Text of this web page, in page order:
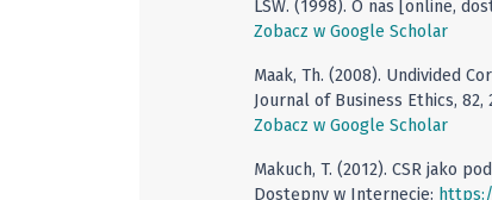
LSW. (1998). O nas [online,
Zobacz w Google Scholar
Maak, Th. (2008). Undivided
Journal of Business Ethics, 82,
Zobacz w Google Scholar
Makuch, T. (2012). CSR jako
Dostępny w Internecie: